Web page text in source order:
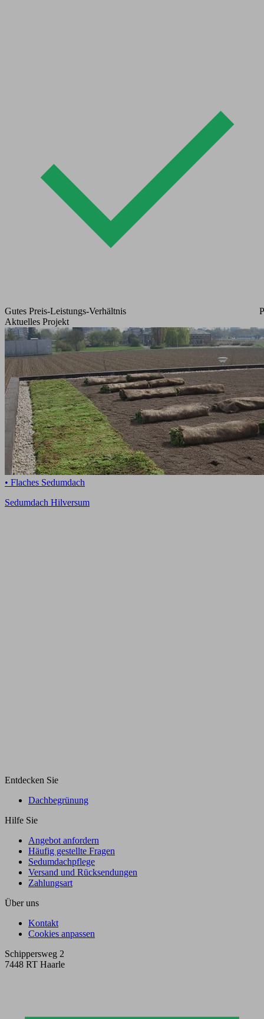
Gutes Preis-Leistungs-Verhältnis
Aktuelles Projekt
• Flaches Sedumdach
Sedumdach Hilversum
Entdecken Sie
Dachbegrünung
Hilfe Sie
Angebot anfordern
Häufig gestellte Fragen
Sedumdachpflege
Versand und Rücksendungen
Zahlungsart
Über uns
Kontakt
Cookies anpassen
Schippersweg 2
7448 RT Haarle